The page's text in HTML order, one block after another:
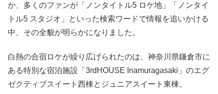
か、多くのファンが「ノンタイトル5 ロケ地」「ノンタイ
トル5 スタジオ」といった検索ワードで情報を追いかける
中、その全貌が明らかになりました。
白熱の合宿ロケが繰り広げられたのは、神奈川県鎌倉市に
ある特別な宿泊施設「3rdHOUSE Inamuragasaki」のエグ
ゼクティブスイート西棟とジュニアスイート東棟。